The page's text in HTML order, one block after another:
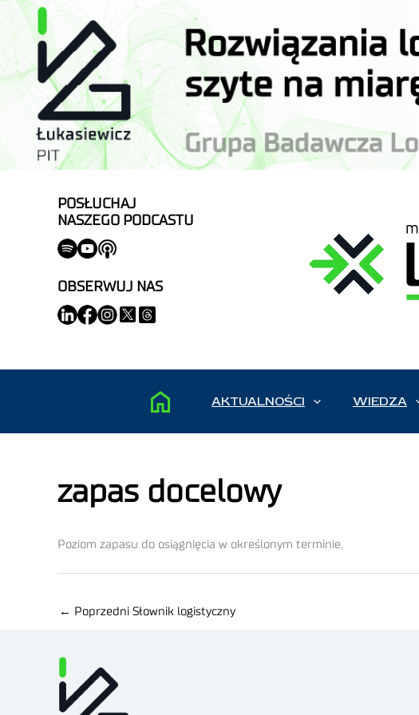
POSŁUCHAJ
NASZEGO PODCASTU
OBSERWUJ NAS
AKTUALNOŚCI WIEDZA
zapas docelowy
Poziom zapasu do osiągnięcia w określonym terminie.
← Poprzedni Słownik logistyczny